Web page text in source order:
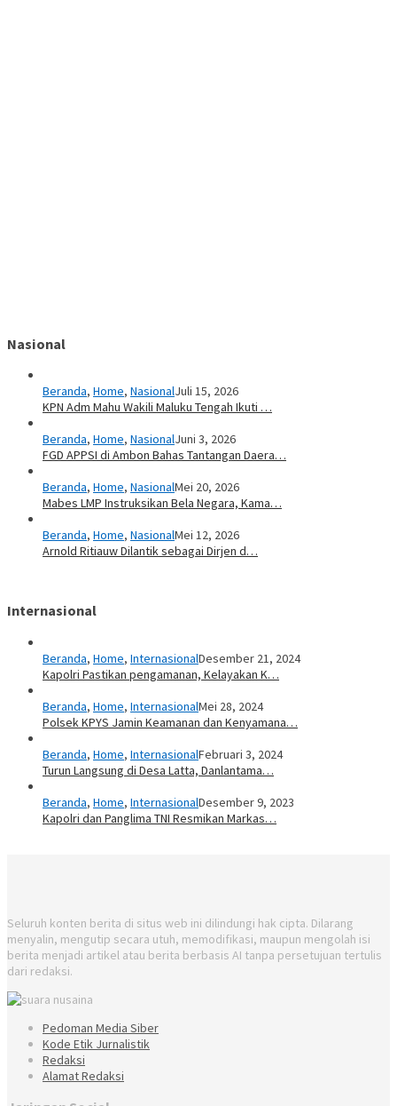
Nasional
Beranda, Home, NasionalJuli 15, 2026
KPN Adm Mahu Wakili Maluku Tengah Ikuti …
Beranda, Home, NasionalJuni 3, 2026
FGD APPSI di Ambon Bahas Tantangan Daera…
Beranda, Home, NasionalMei 20, 2026
Mabes LMP Instruksikan Bela Negara, Kama…
Beranda, Home, NasionalMei 12, 2026
Arnold Ritiauw Dilantik sebagai Dirjen d…
Internasional
Beranda, Home, InternasionalDesember 21, 2024
Kapolri Pastikan pengamanan, Kelayakan K…
Beranda, Home, InternasionalMei 28, 2024
Polsek KPYS Jamin Keamanan dan Kenyamana…
Beranda, Home, InternasionalFebruari 3, 2024
Turun Langsung di Desa Latta, Danlantama…
Beranda, Home, InternasionalDesember 9, 2023
Kapolri dan Panglima TNI Resmikan Markas…
Seluruh konten berita di situs web ini dilindungi hak cipta. Dilarang
menyalin, mengutip secara utuh, memodifikasi, maupun mengolah isi
berita menjadi artikel atau berita berbasis AI tanpa persetujuan tertulis
dari redaksi.
Pedoman Media Siber
Kode Etik Jurnalistik
Redaksi
Alamat Redaksi